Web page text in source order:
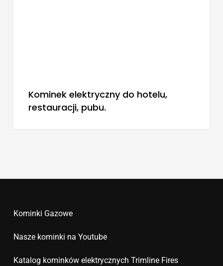
Kominek elektryczny do hotelu,
restauracji, pubu.
Kominki Gazowe
Nasze kominki na Youtube
Katalog kominków elektrycznych Trimline Fires